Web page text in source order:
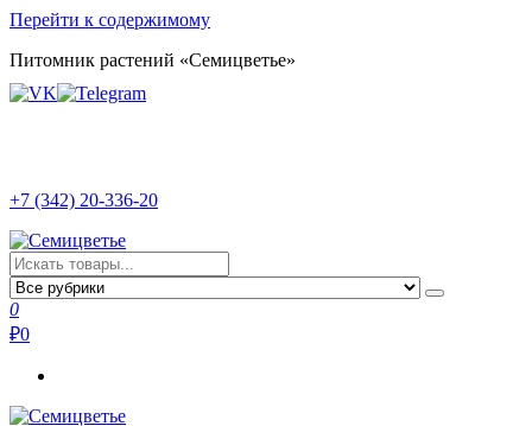
Перейти к содержимому
Питомник растений «Семицветье»
+7 (342) 20-336-20
Семицветье
Рассада в Перми | Тепличное хозяйство
0
₽0